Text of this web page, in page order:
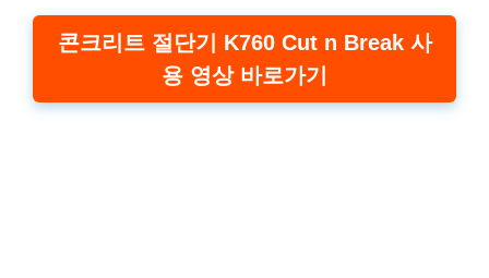
콘크리트 절단기 K760 Cut n Break사
용 영상 바로가기